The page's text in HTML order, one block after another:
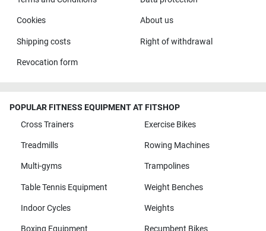
Cookies About us
Shipping costs Right of withdrawal
Revocation form
POPULAR FITNESS EQUIPMENT AT FITSHOP
Cross Trainers
Exercise Bikes
Treadmills Rowing Machines
Multi-gyms Trampolines
Table Tennis Equipment Weight Benches
Indoor Cycles Weights